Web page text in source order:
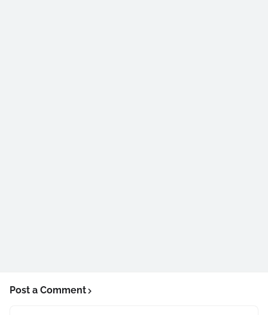
Post a Comment